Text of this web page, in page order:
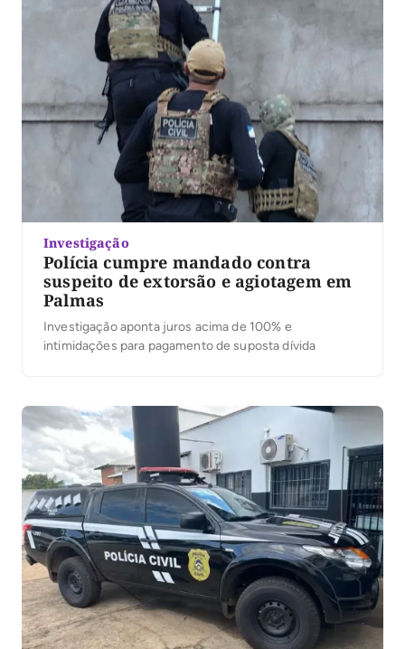
Investigação
Polícia cumpre mandado contra
suspeito de extorsão e agiotagem em
Palmas
Investigação aponta juros acima de 100% e
intimidações para pagamento de suposta dívida